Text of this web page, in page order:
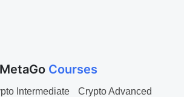
MetaGo Courses
Intermediate Crypto Advanced